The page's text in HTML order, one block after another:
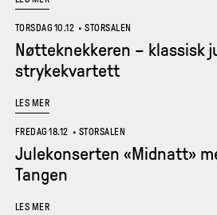
TORSDAG 10.12 • STORSALEN
Nøtteknekkeren – klassisk
strykekvartett
LES MER
FREDAG 18.12 • STORSALEN
Julekonserten «Midnatt»
Tangen
LES MER